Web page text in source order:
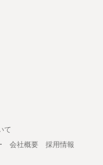
て
会社概要
採用情報